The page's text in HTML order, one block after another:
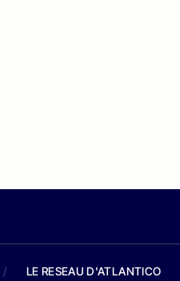
/ LE RESEAU D'ATLANTICO